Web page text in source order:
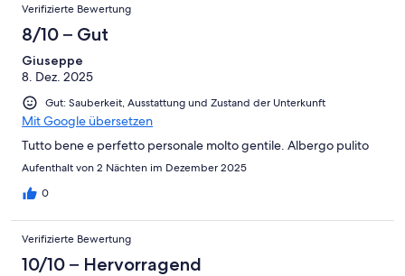
Verifizierte Bewertung
8/10 – Gut
Giuseppe
8. Dez. 2025
Gut: Sauberkeit, Ausstattung und Zustand der Unterkunft
Mit Google übersetzen
Tutto bene e perfetto personale molto gentile. Albergo pulito
Aufenthalt von 2 Nächten im Dezember 2025
0
Verifizierte Bewertung
10/10 – Hervorragend